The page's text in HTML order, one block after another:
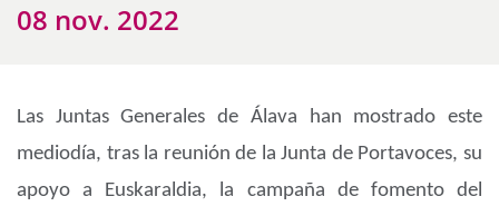
08 nov. 2022
Las Juntas Generales de Álava han mostrado este
mediodía, tras la reunión de la Junta de Portavoces, su
apoyo a Euskaraldia, la campaña de fomento del